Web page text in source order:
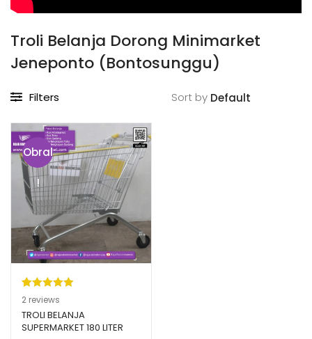
Troli Belanja Dorong Minimarket
Jeneponto (Bontosunggu)
Filters Sort by
Obral
!
Peringkat
5.00dari 5
berdasarka
2
2 reviews
TROLI BELANJA
SUPERMARKET 180 LITER